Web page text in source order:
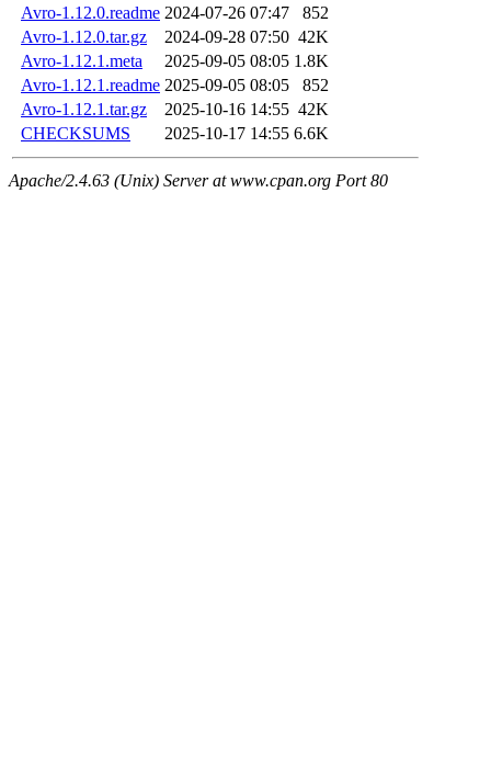
Avro-1.12.0.readme 2024-07-26 07:47
852
Avro-1.12.0.tar.gz
2024-09-28 07:50 42K
Avro-1.12.1.meta
2025-09-05 08:05 1.8K
Avro-1.12.1.readme 2025-09-05 08:05
852
Avro-1.12.1.tar.gz
2025-10-16 14:55 42K
CHECKSUMS
2025-10-17 14:55 6.6K
Apache/2.4.63 (Unix) Server at www.cpan.org Port 80